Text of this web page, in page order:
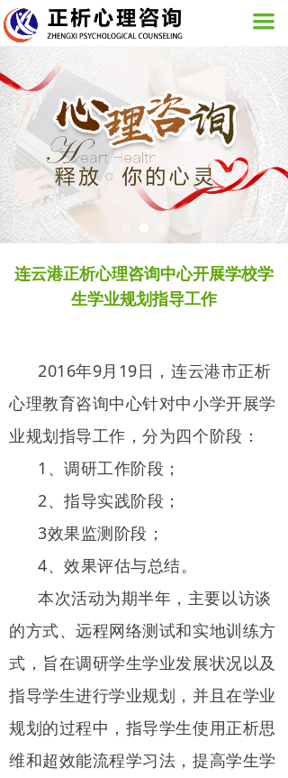
끀
网站首页
关于我们
活动展示
图片新闻
心理咨询服务
培训课程
正析心理
连云港正析心理咨询中心开展学校学
生学业规划指导工作
2016年9月19日，连云港市正析
心理教育咨询中心针对中小学开展学
业规划指导工作，分为四个阶段：
1、调研工作阶段；
2、指导实践阶段；
3效果监测阶段；
4、效果评估与总结。
本次活动为期半年，主要以访谈
的方式、远程网络测试和实地训练方
式，旨在调研学生学业发展状况以及
指导学生进行学业规划，并且在学业
规划的过程中，指导学生使用正析思
维和超效能流程学习法，提高学生学